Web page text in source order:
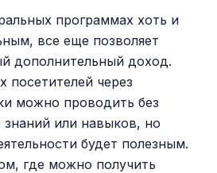
программах хоть и
все еще позволяет
дополнительный доход.
посетителей через
можно проводить без
или навыков, но
будет полезным.
где можно получить